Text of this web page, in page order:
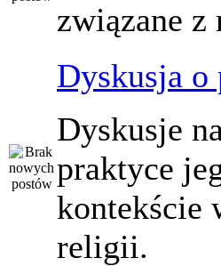
związane z
Dyskusja o
Dyskusje
praktyce
kontekście
religii.